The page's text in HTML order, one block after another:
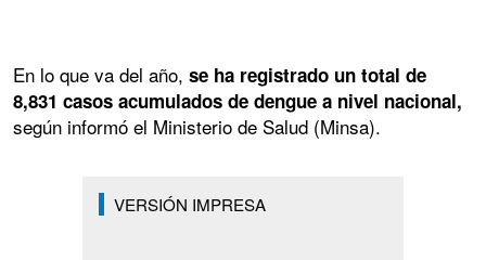
En lo que va del año, se ha registrado un total de
8,831 casos acumulados de dengue a nivel nacional,
según informó el Ministerio de Salud (Minsa).
VERSIÓN IMPRESA